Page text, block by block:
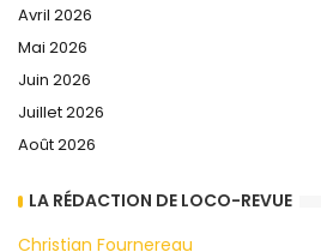
Avril 2026
Mai 2026
Juin 2026
Juillet 2026
Août 2026
LA RÉDACTION DE LOCO-REVUE
Christian Fournereau